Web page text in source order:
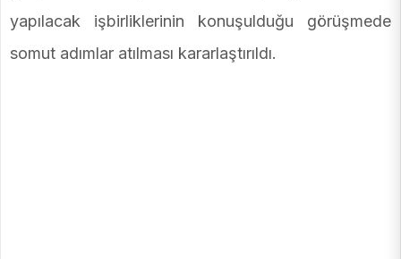
yapılacak işbirliklerinin konuşulduğu görüşmede
somut adımlar atılması kararlaştırıldı.